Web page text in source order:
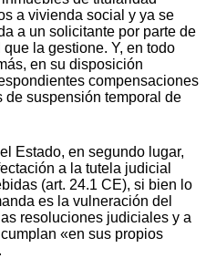
a vivienda social y ya se
a un solicitante por parte de
la gestione. Y, en todo
en su disposición
compensaciones
suspensión temporal de
Estado, en segundo lugar,
a la tutela judicial
(art. 24.1 CE), si bien lo
es la vulneración del
resoluciones judiciales y a
«en sus propios